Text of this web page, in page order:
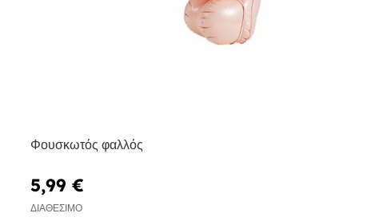
Φουσκωτός φαλλός
5,99 €
ΔΙΑΘΈΣΙΜΟ